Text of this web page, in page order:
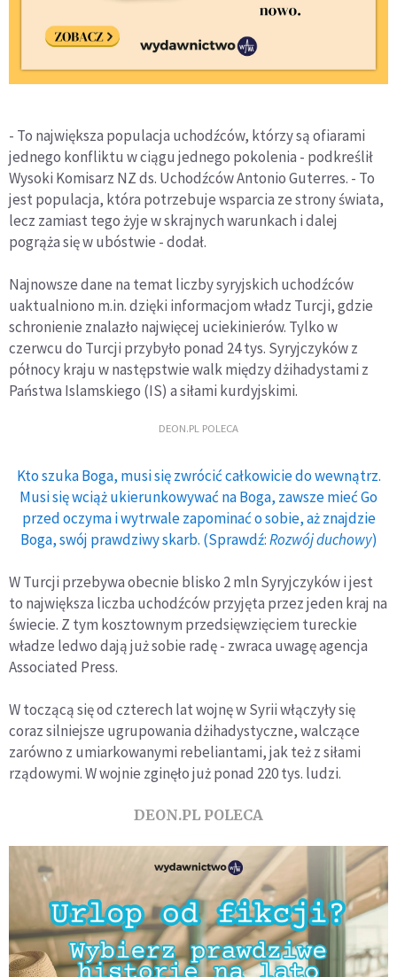
- To największa populacja uchodźców, którzy są ofiarami
jednego konfliktu w ciągu jednego pokolenia - podkreślił
Wysoki Komisarz NZ ds. Uchodźców Antonio Guterres. - To
jest populacja, która potrzebuje wsparcia ze strony świata,
lecz zamiast tego żyje w skrajnych warunkach i dalej
pogrąża się w ubóstwie - dodał.
Najnowsze dane na temat liczby syryjskich uchodźców
uaktualniono m.in. dzięki informacjom władz Turcji, gdzie
schronienie znalazło najwięcej uciekinierów. Tylko w
czerwcu do Turcji przybyło ponad 24 tys. Syryjczyków z
północy kraju w następstwie walk między dżihadystami z
Państwa Islamskiego (IS) a siłami kurdyjskimi.
DEON.PL POLECA
Kto szuka Boga, musi się zwrócić całkowicie do wewnątrz.
Musi się wciąż ukierunkowywać na Boga, zawsze mieć Go
przed oczyma i wytrwale zapominać o sobie, aż znajdzie
Boga, swój prawdziwy skarb. (Sprawdź:Rozwój duchowy)
W Turcji przebywa obecnie blisko 2 mln Syryjczyków i jest
to największa liczba uchodźców przyjęta przez jeden kraj na
świecie. Z tym kosztownym przedsięwzięciem tureckie
władze ledwo dają już sobie radę - zwraca uwagę agencja
Associated Press.
W toczącą się od czterech lat wojnę w Syrii włączyły się
coraz silniejsze ugrupowania dżihadystyczne, walczące
zarówno z umiarkowanymi rebeliantami, jak też z siłami
rządowymi. W wojnie zginęło już ponad 220 tys. ludzi.
DEON.PL POLECA